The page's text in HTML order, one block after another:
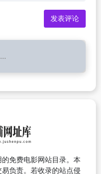
免费电影网站目录。本
负责。若收录的站点侵